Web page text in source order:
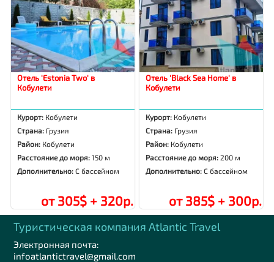
Отель 'Estonia Two' в
Кобулети
Курорт: Кобулети
Страна: Грузия
Район: Кобулети
Расстояние до моря:150 м
Дополнительно:С бассейном
от 305$ + 320р.
Отель 'Black Sea Home' в
Кобулети
Курорт: Кобулети
Страна: Грузия
Район: Кобулети
Расстояние до моря:200 м
Дополнительно:С бассейном
от 385$ + 300р.
Туристическая компания Аtlantic Travel
Электронная почта:
infoatlantictravel@gmail.com